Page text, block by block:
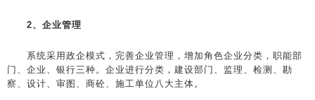
2、企业管理
系统采用政企模式，完善企业管理，增加角色企业分类，职能部
门、企业、银行三种。企业进行分类，建设部门、监理、检测、勘
察、设计、审图、商砼、施工单位八大主体。